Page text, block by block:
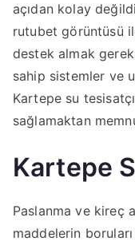
açıdan kolay
rutubet görüntüsü
destek almak
sahip sistemler ve
Kartepe su
sağlamaktan
Kartepe
Paslanma ve kireç
maddelerin